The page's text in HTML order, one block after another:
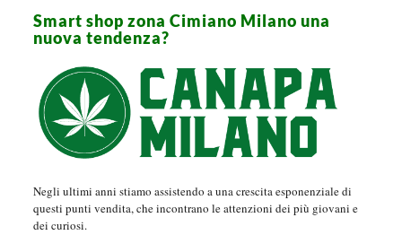
Smart shop zona Cimiano Milano una
nuova tendenza?
Negli ultimi anni stiamo assistendo a una crescita esponenziale di
questi punti vendita, che incontrano le attenzioni dei più giovani e
dei curiosi.